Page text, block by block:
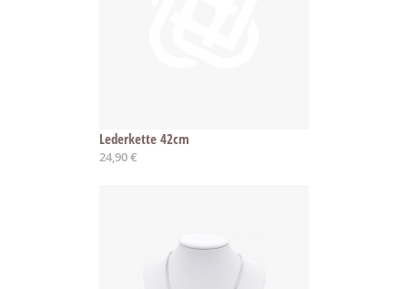
Lederkette 42cm
24,90 €